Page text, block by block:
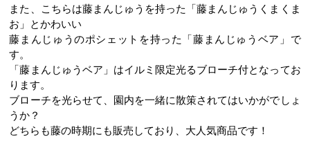
また、こちらは藤まんじゅうを持った「藤まんじゅうくまくま
お」とかわいい
藤まんじゅうのポシェットを持った「藤まんじゅうベア」で
す。
「藤まんじゅうベア」はイルミ限定光るブローチ付となってお
ります。
ブローチを光らせて、園内を一緒に散策されてはいかがでしょ
うか？
どちらも藤の時期にも販売しており、大人気商品です！